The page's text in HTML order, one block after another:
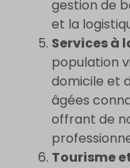
gestion de
et la
Services à
population
domicile et
âgées
offrant de
Tourisme